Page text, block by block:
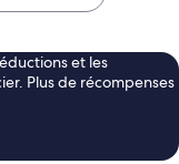
et les
Plus de récompenses